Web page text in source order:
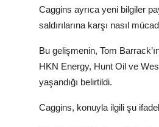
Caggins ayrıca yeni bilgiler
saldırılarına karşı nasıl
Bu gelişmenin, Tom
HKN Energy, Hunt Oil ve
yaşandığı belirtildi.
Caggins, konuyla ilgili şu